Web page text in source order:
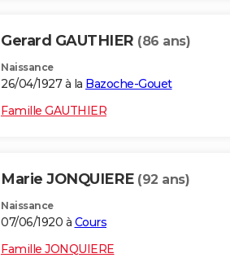
Gerard GAUTHIER (86 ans)
Naissance
26/04/1927 à la Bazoche-Gouet
Famille GAUTHIER
Marie JONQUIERE (92 ans)
Naissance
07/06/1920 à Cours
Famille JONQUIERE